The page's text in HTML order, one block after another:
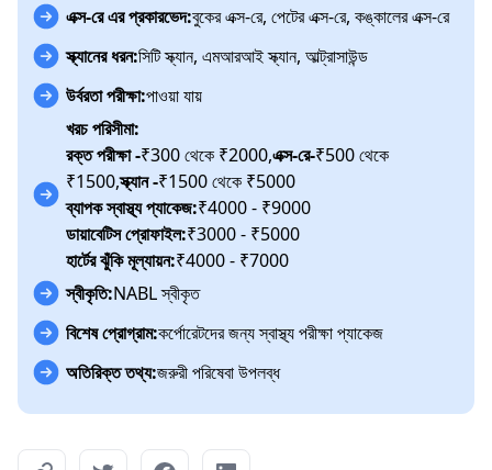
এক্স-রে এর প্রকারভেদ:বুকের এক্স-রে, পেটের এক্স-রে, কঙ্কালের এক্স-রে
স্ক্যানের ধরন:সিটি স্ক্যান, এমআরআই স্ক্যান, আল্ট্রাসাউন্ড
উর্বরতা পরীক্ষা:পাওয়া যায়
খরচ পরিসীমা:
রক্ত পরীক্ষা -₹300 থেকে ₹2000,এক্স-রে-₹500 থেকে
₹1500,স্ক্যান -₹1500 থেকে ₹5000
ব্যাপক স্বাস্থ্য প্যাকেজ:₹4000 - ₹9000
ডায়াবেটিস প্রোফাইল:₹3000 - ₹5000
হার্টের ঝুঁকি মূল্যায়ন:₹4000 - ₹7000
স্বীকৃতি:NABL স্বীকৃত
বিশেষ প্রোগ্রাম:কর্পোরেটদের জন্য স্বাস্থ্য পরীক্ষা প্যাকেজ
অতিরিক্ত তথ্য:জরুরী পরিষেবা উপলব্ধ